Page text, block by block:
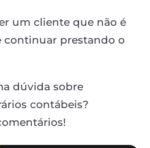
um cliente que não é
continuar prestando o
dúvida sobre
contábeis?